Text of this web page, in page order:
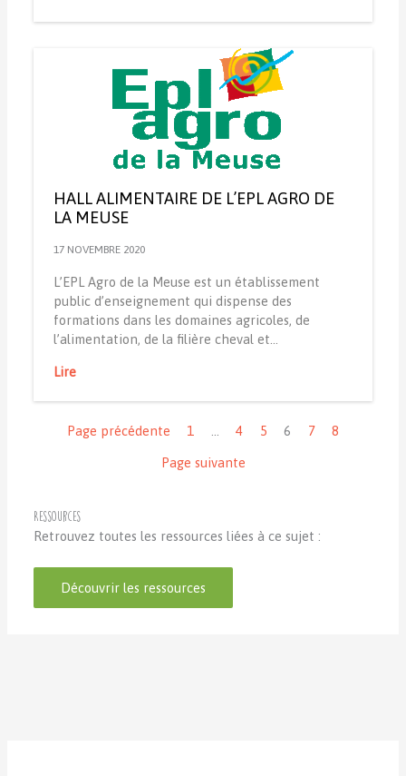
HALL ALIMENTAIRE DE L’EPL AGRO DE
LA MEUSE
17 NOVEMBRE 2020
L’EPL Agro de la Meuse est un établissement
public d’enseignement qui dispense des
formations dans les domaines agricoles, de
l’alimentation, de la filière cheval et…
Lire
Page précédente
1 4 5 6 7 8
Page suivante
Ressources
Retrouvez toutes les ressources liées à ce sujet :
Découvrir les ressources